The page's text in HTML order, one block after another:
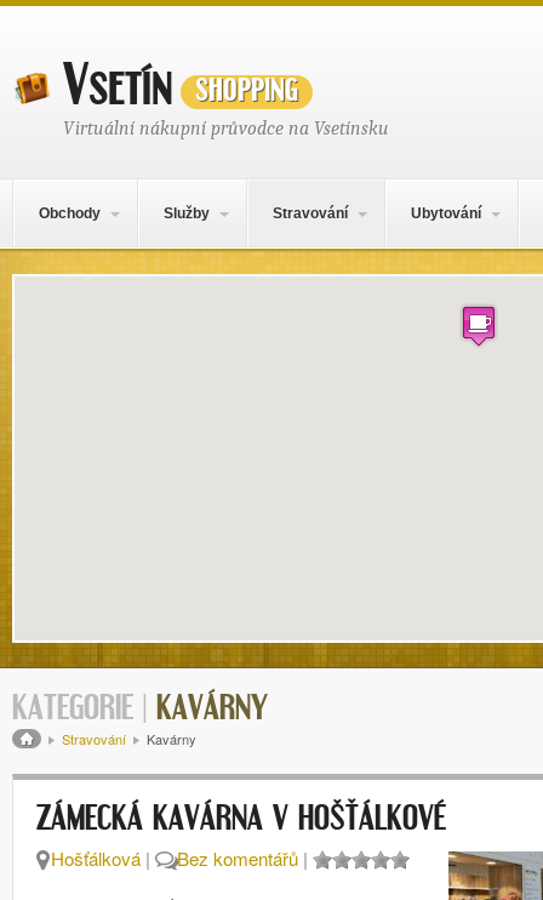
Vsetínshopping
Virtuální nákupní průvodce na Vsetínsku
Obchody Služby Stravování Ubytování
Mapa obsahu
KATEGORIE | KAVÁRNY
Drobečková navigace
Stravování Kavárny
ZÁMECKÁ KAVÁRNA V HOŠŤÁLKOVÉ
Hošťálková | Bez komentářů |